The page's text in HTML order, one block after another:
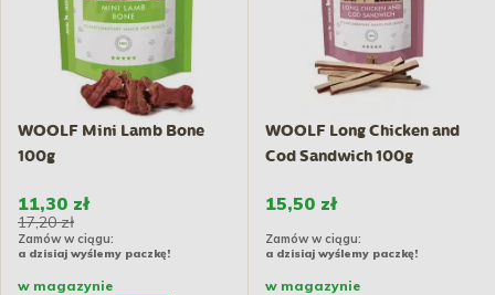
WOOLF Mini Lamb Bone
100g
11,30 zł
Zamów w ciągu:
a dzisiaj wyślemy paczkę!
17,20 zł
w magazynie
WOOLF Long Chicken and
Cod Sandwich 100g
15,50 zł
Zamów w ciągu:
a dzisiaj wyślemy paczkę!
w magazynie